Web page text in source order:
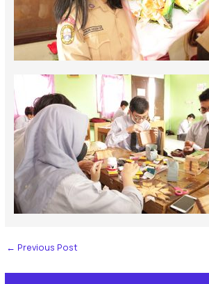
← Previous Post